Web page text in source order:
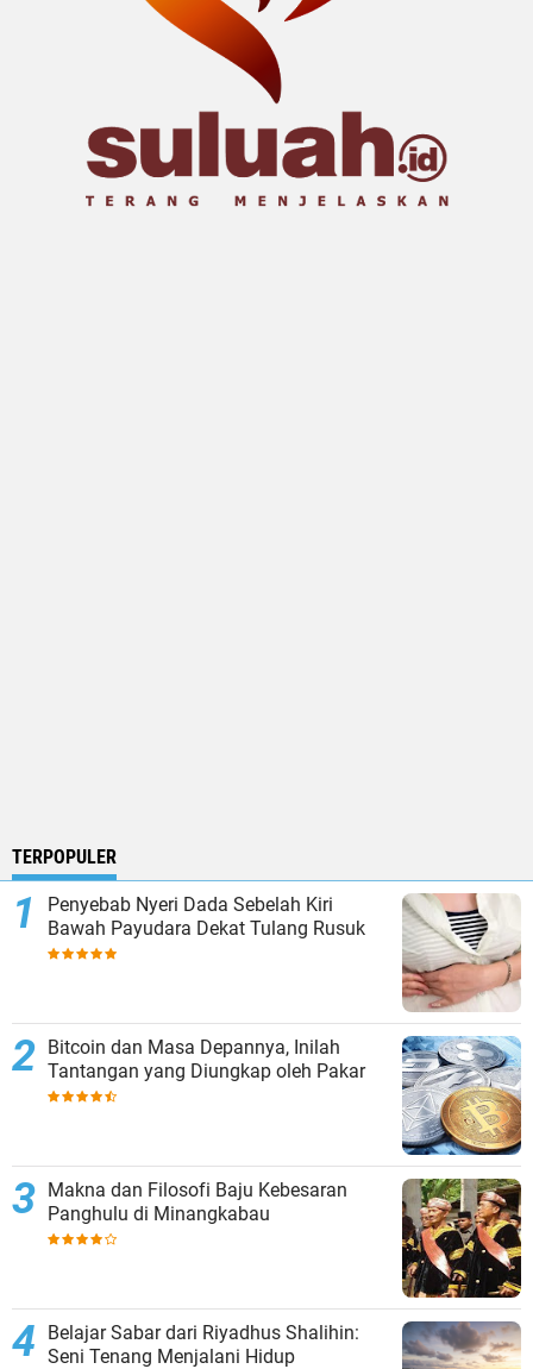
TERPOPULER
Penyebab Nyeri Dada Sebelah Kiri
Bawah Payudara Dekat Tulang Rusuk
Bitcoin dan Masa Depannya, Inilah
Tantangan yang Diungkap oleh Pakar
Makna dan Filosofi Baju Kebesaran
Panghulu di Minangkabau
Belajar Sabar dari Riyadhus Shalihin:
Seni Tenang Menjalani Hidup